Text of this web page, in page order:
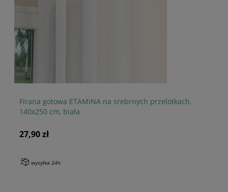
Firana gotowa ETAMINA na srebrnych przelotkach,
140x250 cm, biała
27,90 zł
wysyłka 24h